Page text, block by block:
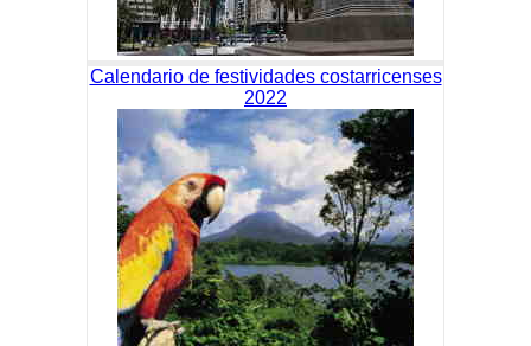
Calendario de festividades costarricenses
2022